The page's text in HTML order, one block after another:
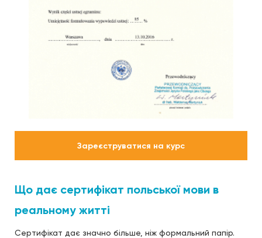
Зареєструватися на курс
Що дає сертифікат польської мови в
реальному житті
Сертифікат дає значно більше, ніж формальний папір.